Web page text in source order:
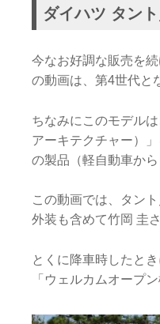
ダイハツ タン
今なお好調な販売を
の動画は、第4世代と
ちなみにこのモデル
アーキテクチャー）
の製品（軽自動車か
この動画では、タン
外装も含めて竹岡 圭
とくに降車時したと
「ウェルカムオープ